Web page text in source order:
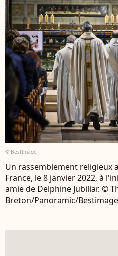
© BestImage
Un rassemblement religieux
France, le 8 janvier 2022, à
amie de Delphine Jubillar. ©
Breton/Panoramic/Bestimage